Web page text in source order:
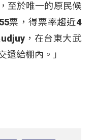
至於唯一的原民候
票，得票率趨近4
，在台東大武
還給棚內。」